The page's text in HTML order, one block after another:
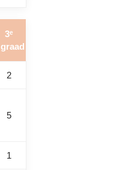
3ᵉ
graad
2
5
1